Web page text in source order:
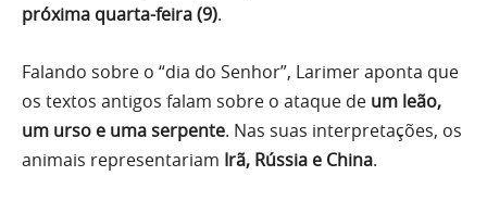
próxima quarta-feira (9).
Falando sobre o “dia do Senhor”, Larimer aponta que
os textos antigos falam sobre o ataque de um leão,
um urso e uma serpente. Nas suas interpretações, os
animais representariam Irã, Rússia e China.